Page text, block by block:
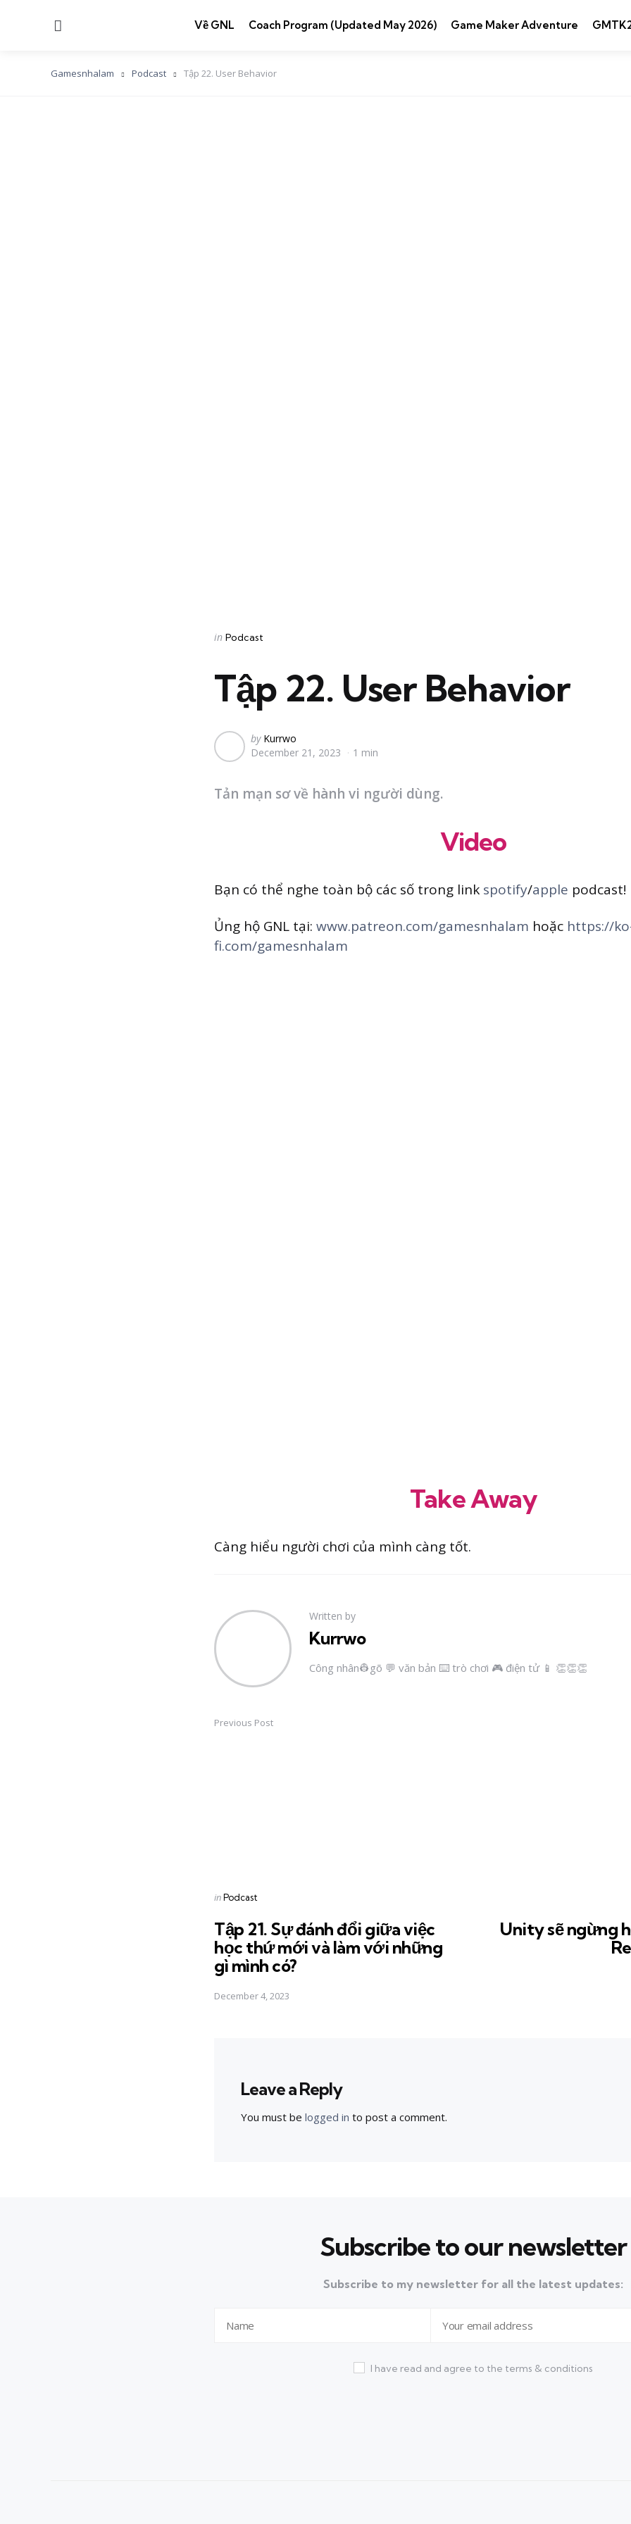
Về GNL Coach Program (Updated May 2026) Game Maker Adventure
Gamesnhalam Podcast Tập 22. User Behavior
Categories
Posted
in Podcast
Tập 22. User Behavior
Posted
by
by Kurrwo
December 21, 2023
1 min
Tản mạn sơ về hành vi người dùng.
Video
Bạn có thể nghe toàn bộ các số trong link spotify/apple podcast!
Ủng hộ GNL tại: www.patreon.com/gamesnhalam hoặc https://
fi.com/gamesnhalam
Take Away
Càng hiểu người chơi của mình càng tốt.
Written by
Kurrwo
Công nhân👷gõ 💬 văn bản ⌨️ trò chơi 🎮 điện tử 📱 👏👏👏
Post
Previous Post
Posted
inPodcast
Tập 21. Sự đánh đổi giữa việc
học thứ mới và làm với những
gì mình có?
December 4, 2023
Unity sẽ ngừng
Leave a Reply
You must be logged in to post a comment.
Subscribe to our newsletter
Subscribe to my newsletter for all the latest updates:
I have read and agree to the terms & conditions